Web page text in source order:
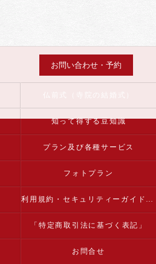
お問い合わせ・予約
知って得する豆知識
プラン及び各種サービス
フォトプラン
利用規約・セキュリティーガイドライン
「特定商取引法に基づく表記」
お問合せ